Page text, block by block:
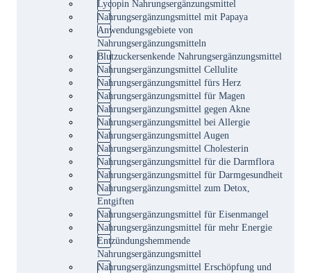
Lycopin Nahrungsergänzungsmittel
Nahrungsergänzungsmittel mit Papaya
Anwendungsgebiete von
Nahrungsergänzungsmitteln
Blutzuckersenkende Nahrungsergänzungsmittel
Nahrungsergänzungsmittel Cellulite
Nahrungsergänzungsmittel fürs Herz
Nahrungsergänzungsmittel für Magen
Nahrungsergänzungsmittel gegen Akne
Nahrungsergänzungsmittel bei Allergie
Nahrungsergänzungsmittel Augen
Nahrungsergänzungsmittel Cholesterin
Nahrungsergänzungsmittel für die Darmflora
Nahrungsergänzungsmittel für Darmgesundheit
Nahrungsergänzungsmittel zum Detox,
Entgiften
Nahrungsergänzungsmittel für Eisenmangel
Nahrungsergänzungsmittel für mehr Energie
Entzündungshemmende
Nahrungsergänzungsmittel
Nahrungsergänzungsmittel Erschöpfung und